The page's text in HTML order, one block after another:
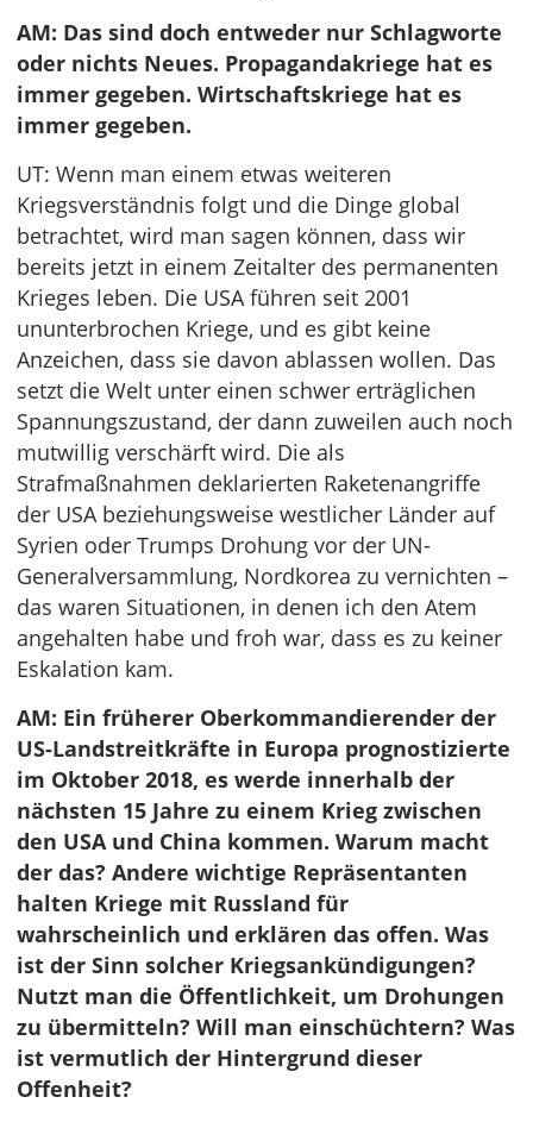
AM: Das sind doch entweder nur Schlagworte
oder nichts Neues. Propagandakriege hat es
immer gegeben. Wirtschaftskriege hat es
immer gegeben.
UT: Wenn man einem etwas weiteren
Kriegsverständnis folgt und die Dinge global
betrachtet, wird man sagen können, dass wir
bereits jetzt in einem Zeitalter des permanenten
Krieges leben. Die USA führen seit 2001
ununterbrochen Kriege, und es gibt keine
Anzeichen, dass sie davon ablassen wollen. Das
setzt die Welt unter einen schwer erträglichen
Spannungszustand, der dann zuweilen auch noch
mutwillig verschärft wird. Die als
Strafmaßnahmen deklarierten Raketenangriffe
der USA beziehungsweise westlicher Länder auf
Syrien oder Trumps Drohung vor der UN-
Generalversammlung, Nordkorea zu vernichten –
das waren Situationen, in denen ich den Atem
angehalten habe und froh war, dass es zu keiner
Eskalation kam.
AM: Ein früherer Oberkommandierender der
US-Landstreitkräfte in Europa prognostizierte
im Oktober 2018, es werde innerhalb der
nächsten 15 Jahre zu einem Krieg zwischen
den USA und China kommen. Warum macht
der das? Andere wichtige Repräsentanten
halten Kriege mit Russland für
wahrscheinlich und erklären das offen. Was
ist der Sinn solcher Kriegsankündigungen?
Nutzt man die Öffentlichkeit, um Drohungen
zu übermitteln? Will man einschüchtern? Was
ist vermutlich der Hintergrund dieser
Offenheit?